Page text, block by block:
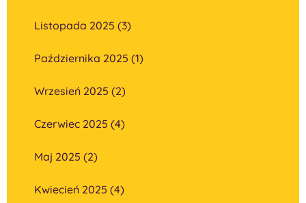
Listopada 2025 (3)
Października 2025 (1)
Wrzesień 2025 (2)
Czerwiec 2025 (4)
Maj 2025 (2)
Kwiecień 2025 (4)